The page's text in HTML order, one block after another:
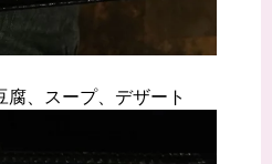
腐、スープ、デザート